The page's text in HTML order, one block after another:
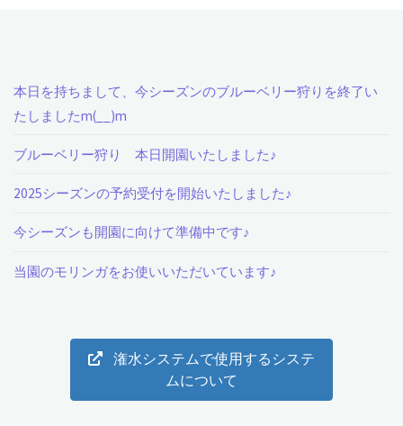
本日を持ちまして、今シーズンのブルーベリー狩りを終了い
たしましたm(__)m
ブルーベリー狩り 本日開園いたしました♪
2025シーズンの予約受付を開始いたしました♪
今シーズンも開園に向けて準備中です♪
当園のモリンガをお使いいただいています♪
潅水システムで使用するシステ
ムについて